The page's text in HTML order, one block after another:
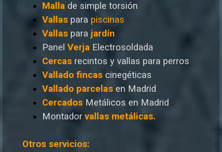
Malla de simple torsión
Vallas para piscinas
Vallas para jardín
Panel Verja Electrosoldada
Cercas recintos y vallas para perros
Vallado fincas cinegéticas
Vallado parcelas en Madrid
Cercados Metálicos en Madrid
Montador vallas metálicas.
Otros servicios: